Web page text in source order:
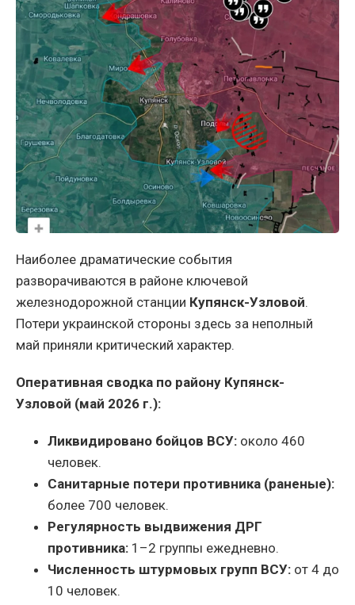
Наиболее драматические события
разворачиваются в районе ключевой
железнодорожной станции Купянск-Узловой.
Потери украинской стороны здесь за неполный
май приняли критический характер.
Оперативная сводка по району Купянск-
Узловой (май 2026 г.):
Ликвидировано бойцов ВСУ: около 460
человек.
Санитарные потери противника (раненые):
более 700 человек.
Регулярность выдвижения ДРГ
противника: 1–2 группы ежедневно.
Численность штурмовых групп ВСУ: от 4 до
10 человек.